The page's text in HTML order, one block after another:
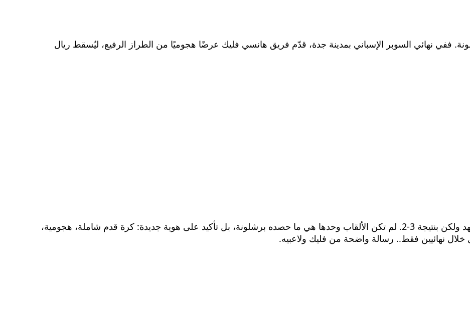
برشلونة. ففي نهائي السوبر الإسباني بمدينة جدة، قدّم فريق هانسي فليك عرضًا هجوميًا من الطراز الرفيع، ليُسقط ريال
بعدها بأشهر، في نهائي كأس الملك، تكرّر المشهد ولكن بنتيجة 3-2. لم تكن الألقاب وحدها هي ما حصده برشلونة، بل تأكيد على هوية جديدة: كرة قدم شاملة، هجومية،
خلال نهائيين فقط.. رسالة واضحة من فليك ولاعبيه.